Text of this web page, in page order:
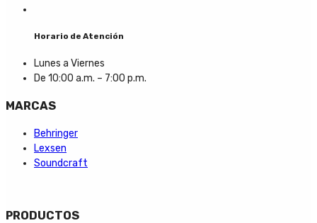
Horario de Atención
Lunes a Viernes
De 10:00 a.m. – 7:00 p.m.
MARCAS
Behringer
Lexsen
Soundcraft
PRODUCTOS